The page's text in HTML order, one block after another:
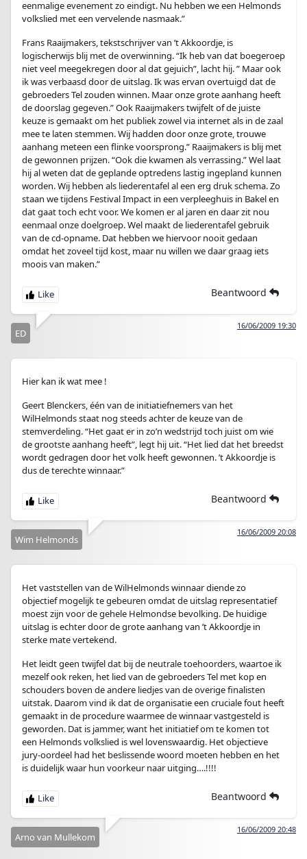
eenmalige evenement zo eindigt. Nu hebben we een Helmonds
volkslied met een vervelende nasmaak.”
Frans Raaijmakers, tekstschrijver van ’t Akkoordje, is
logischerwijs blij met de overwinning. “Ik heb van dat boegeroep
niet veel meegekregen door al dat gejuich”, lacht hij. ” Maar ook
ik was verbaasd door de uitslag. Ik was ervan overtuigd dat de
gebroeders Tel zouden winnen. Maar onze grote aanhang heeft
de doorslag gegeven.” Ook Raaijmakers twijfelt of de juiste
keuze is gemaakt om het publiek zowel via internet als in de zaal
mee te laten stemmen. Wij hadden door onze grote, trouwe
aanhang meteen een flinke voorsprong.” Raaijmakers is blij met
de gewonnen prijzen. “Ook die kwamen als verrassing.” Wel laat
hij al weten dat de geplande optredens lastig ingepland kunnen
worden. Wij hebben als liederentafel al een erg druk schema. Zo
staan we tijdens Festival Impact in een verpleeghuis in Bakel en
dat gaat toch echt voor. We komen er al jaren en daar zit nou
eenmaal onze doelgroep. Wel maakt de liederentafel gebruik
van de cd-opname. Dat hebben we hiervoor nooit gedaan
omdat het zoveel tijd kost, maar nu willen we daar graag iets
moois van maken.”
Beantwoord
16/06/2009 19:30
ED
Hier kan ik wat mee !
Geert Blenckers, één van de initiatiefnemers van het
WilHelmonds staat nog steeds achter de keuze van de
stemverdeling. “Het gaat er in zo’n wedstrijd toch juist om wie
de grootste aanhang heeft”, legt hij uit. “Het lied dat het breedst
wordt gedragen door het volk heeft gewonnen. ’t Akkoordje is
dus de terechte winnaar.”
Beantwoord
16/06/2009 20:08
Wim Helmonds
Het vaststellen van de WilHelmonds winnaar diende zo
objectief mogelijk te gebeuren omdat de uitslag representatief
moest zijn voor de gehele Helmondse bevolking. De huidige
uitslag is echter door de grote aanhang van ’t Akkoordje in
sterke mate vertekend.
Het leidt geen twijfel dat bij de neutrale toehoorders, waartoe ik
mezelf ook reken, het lied van de gebroeders Tel met kop en
schouders boven de andere liedjes van de overige finalisten
uitstak. Daarom vind ik dat de organisatie een cruciale fout heeft
gemaakt in de procedure waarmee de winnaar vastgesteld is
geworden. Dat is jammer, want het initiatief om te komen tot
een Helmonds volkslied is wel lovenswaardig. Het objectieve
jury-oordeel had het beslissende woord moeten hebben en het
is duidelijk waar hun voorkeur naar uitging….!!!!
Beantwoord
16/06/2009 20:48
Arno van Mullekom